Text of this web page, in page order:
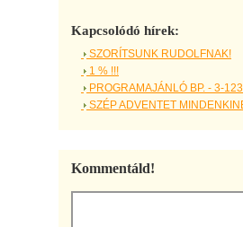
Kapcsolódó hírek:
SZORÍTSUNK RUDOLFNAK!
1 % !!!
PROGRAMAJÁNLÓ BP. - 3-
SZÉP ADVENTET
Kommentáld!